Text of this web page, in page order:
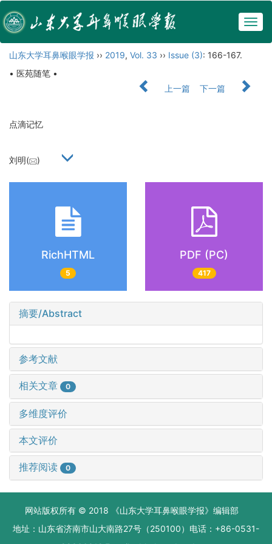
山东大学耳鼻喉眼学报 ›› 2019, Vol. 33 ›› Issue (3): 166-167.
• 医苑随笔 •
上一篇
下一篇
点滴记忆
刘明( )
RichHTML
5
PDF (PC)
417
摘要/Abstract
参考文献
相关文章 0
多维度评价
本文评价
推荐阅读 0
网站版权所有 © 2018 《山东大学耳鼻喉眼学报》编辑部
地址：山东省济南市山大南路27号（250100）电话：+86-0531-